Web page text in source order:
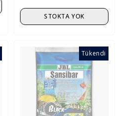
STOKTA YOK
Tükendi